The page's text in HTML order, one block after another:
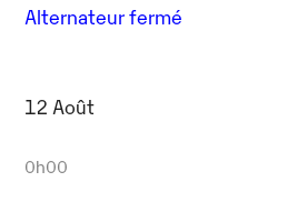
Alternateur fermé
12 Août
0h00